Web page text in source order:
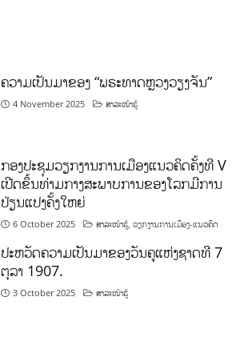
ຄວາມເປັນມາຂອງ “ພຣະທາດຫຼວງວຽງຈັນ”
4 November 2025 ສາລະໜ້າຮູ້
ກອງປະຊຸມວຽກງານການເມືອງແນວຄິດຄັ້ງທີ V
ເປີດຂຶ້ນທ່າມກາງສະພາບການຂອງໂລກມີການ
ປ່ຽນແປງຄັ້ງໃຫຍ່
6 October 2025 ສາລະໜ້າຮູ້,ວຽກງານການເມືອງ-ແນວຄິດ
ປະຫວັດຄວາມເປັນມາຂອງວັນຄູແຫ່ງຊາດທີ 7
ຕຸລາ 1907.
3 October 2025 ສາລະໜ້າຮູ້